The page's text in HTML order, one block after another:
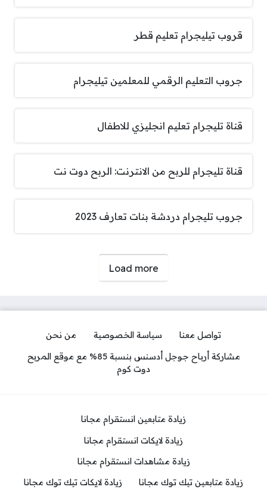
قروب تيليجرام تعليم قطر
جروب التعليم الرقمي للمعلمين ‏تيليجرام
قناة تليجرام تعليم انجليزي للاطفال
قناة تليجرام للربح من الانترنت: الربح دوت نت
جروب تليجرام دردشة بنات تعارف 2023
Load more
تواصل معنا سياسة الخصوصية
من نحن
مشاركة أرباح جوجل أدسنس بنسبة 85% مع موقع المربح
دوت كوم
زيادة متابعين انستقرام مجانا
زيادة لايكات انستقرام مجانا
زيادة مشاهدات انستقرام مجانا
زيادة متابعين تيك توك مجانا
زيادة لايكات تيك توك مجانا